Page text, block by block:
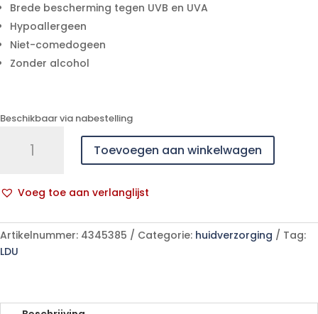
Brede bescherming tegen UVB en UVA
Hypoallergeen
Niet-comedogeen
Zonder alcohol
Beschikbaar via nabestelling
Bariesun
Ip50+
50ml
aantal
Toevoegen aan winkelwagen
Voeg toe aan verlanglijst
l
t
e
a
Artikelnummer: 4345385 Categorie: huidverzorging
Tag:
LDU